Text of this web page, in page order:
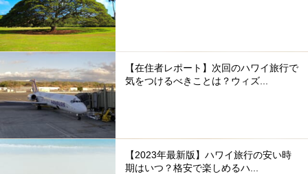
【在住者レポート】次回のハワイ旅行で
気をつけるべきことは？ウィズ...
【2023年最新版】ハワイ旅行の安い時
期はいつ？格安で楽しめるハ...